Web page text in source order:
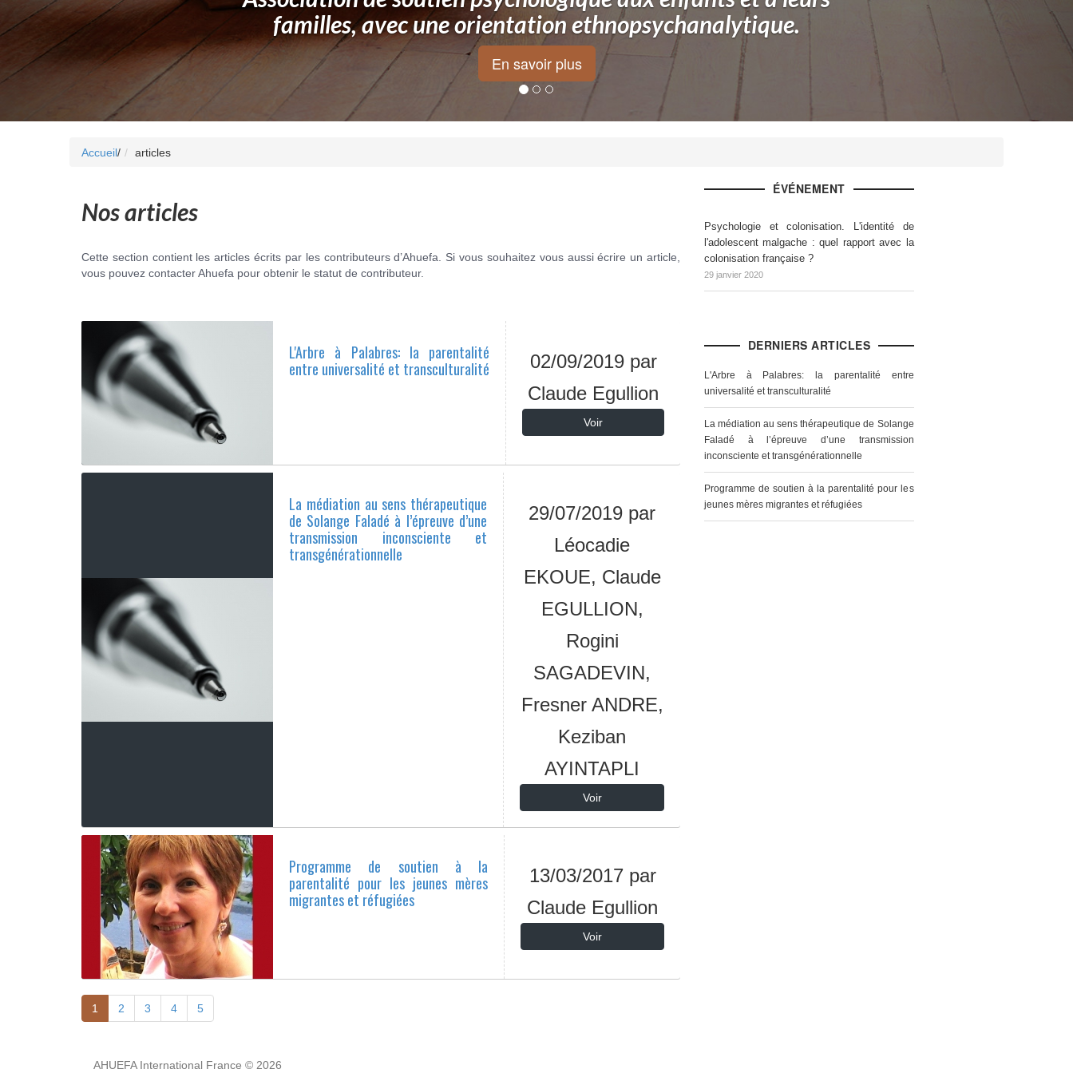
familles, avec une orientation ethnopsychanalytique.
En savoir plus
Accueil/ articles
Nos articles
Cette section contient les articles écrits par les contributeurs d’Ahuefa. Si vous souhaitez vous aussi écrire un article,
vous pouvez contacter Ahuefa pour obtenir le statut de contributeur.
L'Arbre à Palabres: la parentalité
entre universalité et transculturalité
02/09/2019 par
Claude Egullion
Voir
La médiation au sens thérapeutique
de Solange Faladé à l’épreuve d’une
transmission inconsciente et
transgénérationnelle
29/07/2019 par
Léocadie
EKOUE, Claude
EGULLION,
Rogini
SAGADEVIN,
Fresner ANDRE,
Keziban
AYINTAPLI
Voir
Programme de soutien à la
parentalité pour les jeunes mères
migrantes et réfugiées
13/03/2017 par
Claude Egullion
Voir
1 2 3 4 5
ÉVÉNEMENT
Psychologie et colonisation. L'identité de
l'adolescent malgache : quel rapport avec la
colonisation française ?
29 janvier 2020
DERNIERS ARTICLES
L'Arbre à Palabres: la parentalité entre
universalité et transculturalité
La médiation au sens thérapeutique de Solange
Faladé à l’épreuve d’une transmission
inconsciente et transgénérationnelle
Programme de soutien à la parentalité pour les
jeunes mères migrantes et réfugiées
AHUEFA International France © 2026